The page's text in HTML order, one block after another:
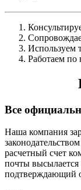
Используем
Работаем по
Все
Наша компания
расчетный счет
почты
подтверждающий